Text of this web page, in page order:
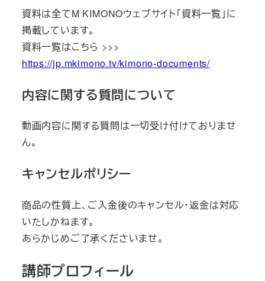
資料は全てM KIMONOウェブサイト「資料一覧」に
掲載しています。
資料一覧はこちら >>>
https://jp.mkimono.tv/kimono-documents/
内容に関する質問について
動画内容に関する質問は一切受け付けておりませ
ん。
キャンセルポリシー
商品の性質上、ご入金後のキャンセル・返金は対応
いたしかねます。
あらかじめご了承くださいませ。
講師プロフィール